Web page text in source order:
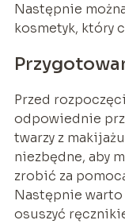
Następnie
kosmetyk, który
Przed
odpowiednie
twarzy z
niezbędne, aby
zrobić za
Następnie
osuszyć